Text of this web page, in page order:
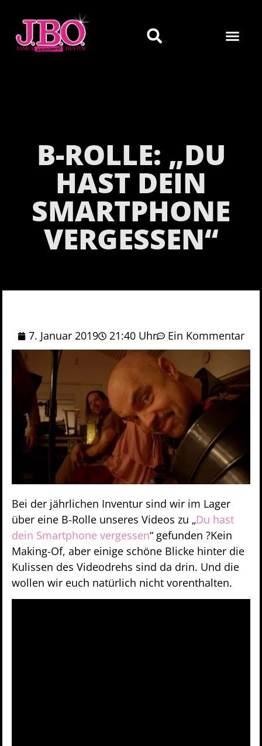
B-ROLLE: „DU
HAST DEIN
SMARTPHONE
VERGESSEN“
7. Januar 2019 21:40 Uhr Ein Kommentar
Bei der jährlichen Inventur sind wir im Lager
über eine B-Rolle unseres Videos zu „Du hast
dein Smartphone vergessen“ gefunden ?Kein
Making-Of, aber einige schöne Blicke hinter die
Kulissen des Videodrehs sind da drin. Und die
wollen wir euch natürlich nicht vorenthalten.